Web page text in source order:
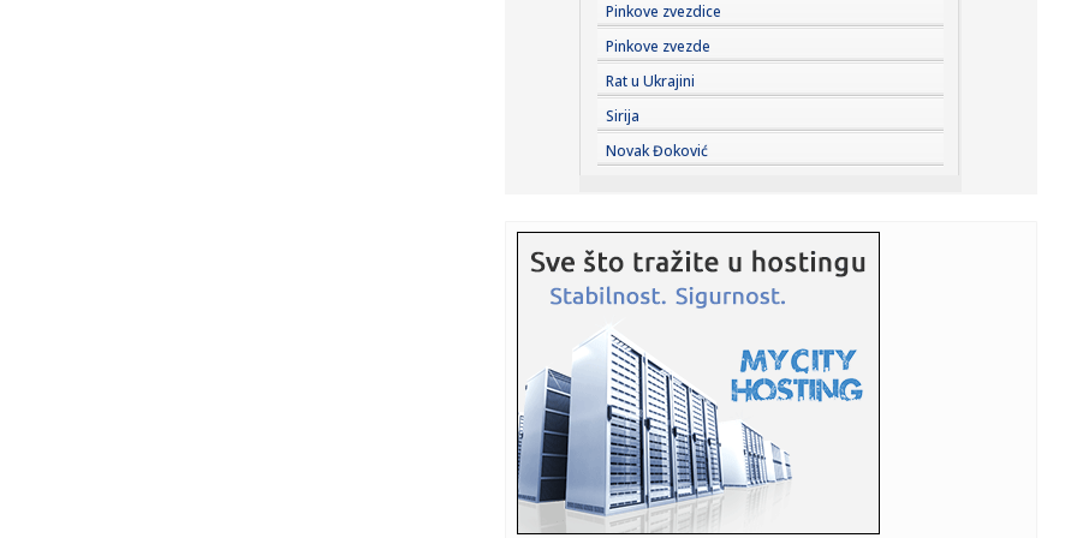
12:43:Svađa među blokaderima; Veto za Đokića, Lompara i niz
drugih ...
12:41:Džejlen Braun progovorio o trejdu u Filadelfiju: "Teško mi
je p...
12:40:Blokaderi sastavili dosije: Na spisku 99 imena, evo koga
će veti...
12:38: Stiže spas za Dunav! Najavljeno snažno nevreme, ali kraj
toplot...
12:36:
12:35:Poskupeo izgrađen most kod Barice u Inđiji: Procenjena
vrednost...
12:30:Nove cene goriva: Evo koliko sada koštaju benzin i dizel
12:30:Svilar "priziva" dva evropska velikana?
Pinkove zvezdice
Pinkove zvezde
Rat u Ukrajini
Sirija
Novak Đoković